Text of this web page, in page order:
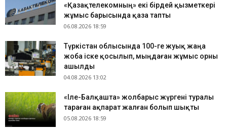
«Қазақтелекомның» екі бірдей қызметкері
жұмыс барысында қаза тапты
06.08.2026 18:59
Түркістан облысында 100-ге жуық жаңа
жоба іске қосылып, мыңдаған жұмыс орны
ашылды
04.08.2026 13:02
«Іле-Балқашта» жолбарыс жүргені туралы
тараған ақпарат жалған болып шықты
05.08.2026 18:59